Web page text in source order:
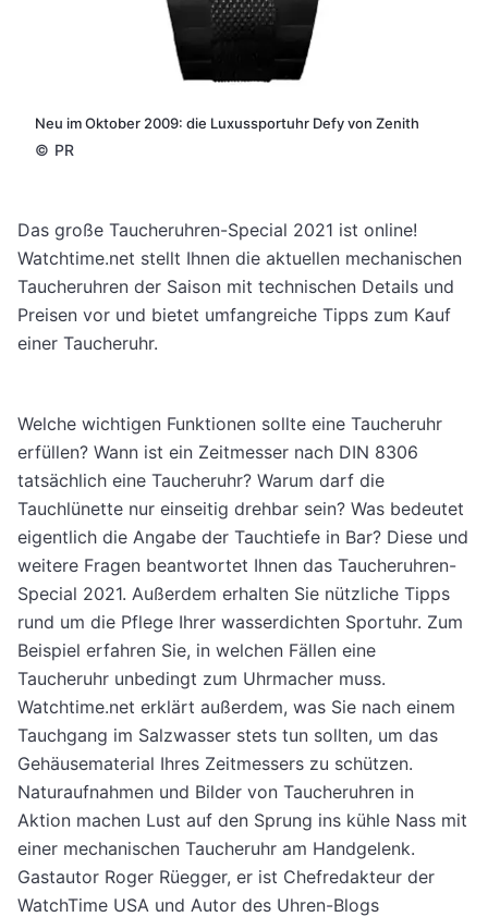
Neu im Oktober 2009: die Luxussportuhr Defy von Zenith
© PR
Das große Taucheruhren-Special 2021 ist online!
Watchtime.net stellt Ihnen die aktuellen mechanischen
Taucheruhren der Saison mit technischen Details und
Preisen vor und bietet umfangreiche Tipps zum Kauf
einer Taucheruhr.
Welche wichtigen Funktionen sollte eine Taucheruhr
erfüllen? Wann ist ein Zeitmesser nach DIN 8306
tatsächlich eine Taucheruhr? Warum darf die
Tauchlünette nur einseitig drehbar sein? Was bedeutet
eigentlich die Angabe der Tauchtiefe in Bar? Diese und
weitere Fragen beantwortet Ihnen das Taucheruhren-
Special 2021. Außerdem erhalten Sie nützliche Tipps
rund um die Pflege Ihrer wasserdichten Sportuhr. Zum
Beispiel erfahren Sie, in welchen Fällen eine
Taucheruhr unbedingt zum Uhrmacher muss.
Watchtime.net erklärt außerdem, was Sie nach einem
Tauchgang im Salzwasser stets tun sollten, um das
Gehäusematerial Ihres Zeitmessers zu schützen.
Naturaufnahmen und Bilder von Taucheruhren in
Aktion machen Lust auf den Sprung ins kühle Nass mit
einer mechanischen Taucheruhr am Handgelenk.
Gastautor Roger Rüegger, er ist Chefredakteur der
WatchTime USA und Autor des Uhren-Blogs